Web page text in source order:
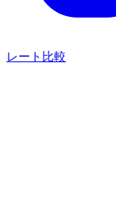
レート比較